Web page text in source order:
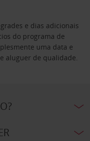
e dias adicionais
do programa de
uma data e
aluguer de qualidade.